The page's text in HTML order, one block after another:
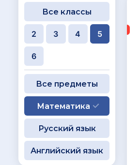
Все классы
2 3 4 5
6
Все предметы
Математика
Русский язык
Английский язык